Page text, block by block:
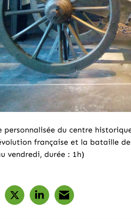
personnalisée du centre
française et la bataille
vendredi, durée : 1h)
sur Facebook
dans un nouvel
Partager sur X (Twitter)
(ouverture dans un
Partager sur
(ouverture dans un
Partager par
(ouverture